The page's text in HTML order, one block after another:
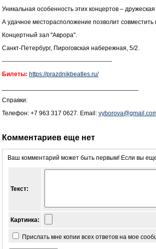
Уникальная особенность этих концертов –
А удачное месторасположение позволит
Концертный зал "Аврора".
Санкт-Петербург, Пироговская набережная, 5/2.
-------------------------------------------------------
Билеты: https://prazdnikbeatles.ru/
Справки:
Телефон: +7 963 317 0627. Email:
Комментариев еще нет
Ваш комментарий может быть первым! Если вы
Текст:
Картинка:
Прислать мне копии всех ответов на мое